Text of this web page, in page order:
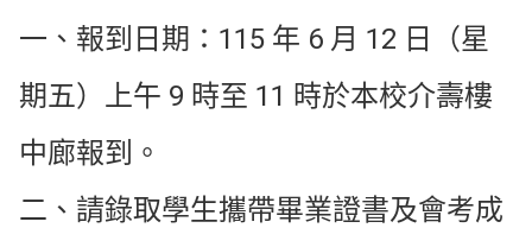
一、報到日期：115 年 6 月 12 日（星
期五）上午 9 時至 11 時於本校介壽樓
中廊報到。
二、請錄取學生攜帶畢業證書及會考成